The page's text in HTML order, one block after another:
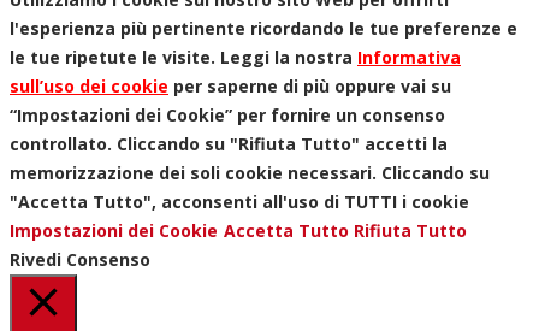
l'esperienza più pertinente ricordando le tue preferenze e
le tue ripetute le visite. Leggi la nostra Informativa
sull’uso dei cookie per saperne di più oppure vai su
“Impostazioni dei Cookie” per fornire un consenso
controllato. Cliccando su "Rifiuta Tutto" accetti la
memorizzazione dei soli cookie necessari. Cliccando su
"Accetta Tutto", acconsenti all'uso di TUTTI i cookie
Impostazioni dei Cookie Accetta Tutto Rifiuta Tutto
Rivedi Consenso